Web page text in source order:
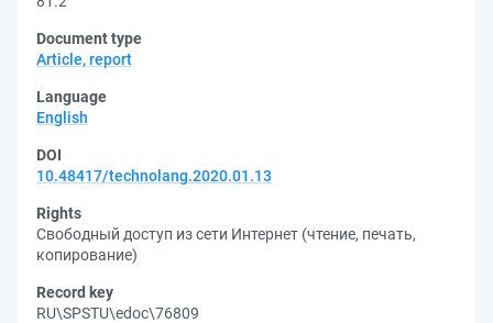
Document type
Article, report
Language
English
DOI
10.48417/technolang.2020.01.13
Rights
Свободный доступ из сети Интернет (чтение, печать,
копирование)
Record key
RU\SPSTU\edoc\76809